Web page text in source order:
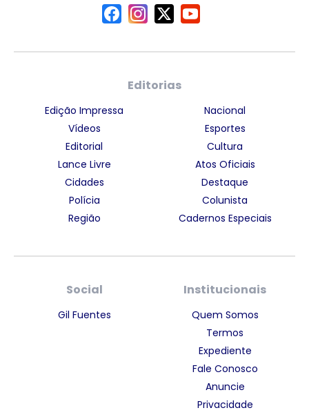
Editorias
Edição Impressa
Vídeos
Editorial
Lance Livre
Cidades
Polícia
Região
Nacional
Esportes
Cultura
Atos Oficiais
Destaque
Colunista
Cadernos Especiais
Social
Gil Fuentes
Institucionais
Quem Somos
Termos
Expediente
Fale Conosco
Anuncie
Privacidade